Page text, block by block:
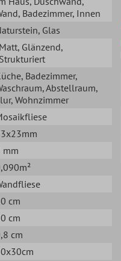
, Badezimmer, Innen
, Glas
Matt, Glänzend,
Strukturiert
, Badezimmer,
, Abstellraum,
, Wohnzimmer
mm
cm
cm
cm